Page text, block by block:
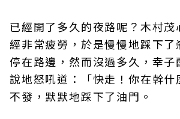
已經開了多久的夜路呢？木村茂
經非常疲勞，於是慢慢地踩下了
停在路邊，然而沒過多久，幸子
說地怒吼道：「快走！你在幹什
不發，默默地踩下了油門。